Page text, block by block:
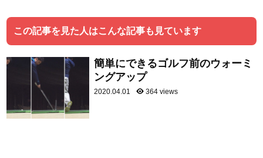
この記事を見た人はこんな記事も見ています
簡単にできるゴルフ前のウォーミ
ングアップ
2020.04.01 364 views